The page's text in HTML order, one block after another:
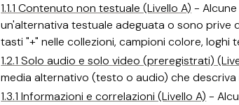
1.1.1 Contenuto non testuale (Livello A) -
un'alternativa testuale adeguata o sono prive
tasti "+" nelle collezioni, campioni colore, loghi
1.2.1 Solo audio e solo video (preregistrati)
media alternativo (testo o audio) che
1.3.1 Informazioni e correlazioni (Livello A) -